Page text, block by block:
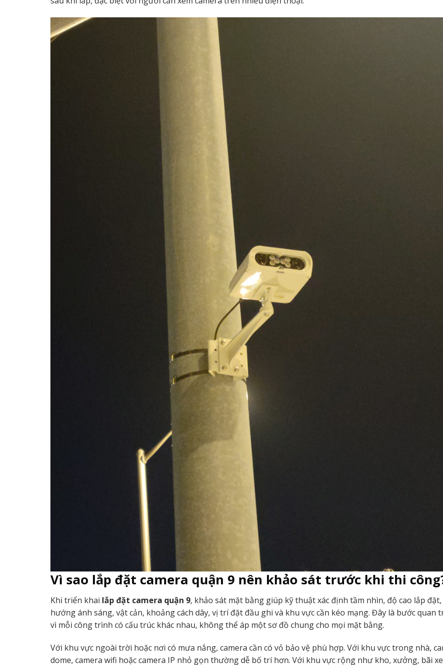
Vì sao lắp đặt camera quận 9 nên khảo sát trước khi thi
Khi triển khai lắp đặt camera quận 9, khảo sát mặt bằng giúp kỹ thuật xác định tầm nhìn, độ cao lắp đặt,
hướng ánh sáng, vật cản, khoảng cách dây, vị trí đặt đầu ghi và khu vực cần kéo mạng. Đây là bước quan
vì mỗi công trình có cấu trúc khác nhau, không thể áp một sơ đồ chung cho mọi mặt bằng.
Với khu vực ngoài trời hoặc nơi có mưa nắng, camera cần có vỏ bảo vệ phù hợp. Với khu vực trong nhà,
dome, camera wifi hoặc camera IP nhỏ gọn thường dễ bố trí hơn. Với khu vực rộng như kho, xưởng, bãi